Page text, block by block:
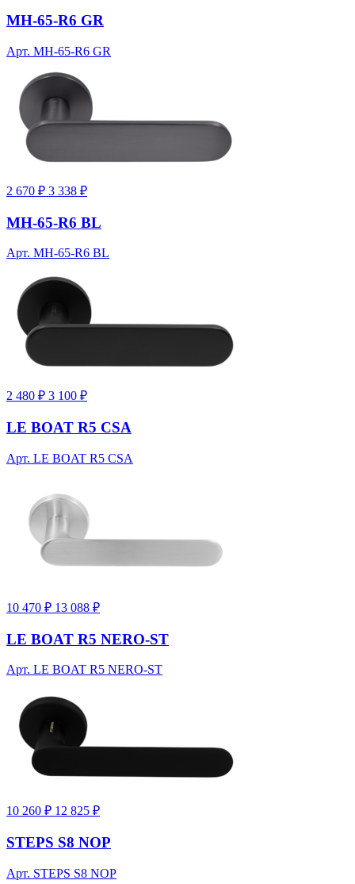
MH-65-R6 GR
Арт. MH-65-R6 GR
2 670 ₽ 3 338 ₽
MH-65-R6 BL
Арт. MH-65-R6 BL
2 480 ₽ 3 100 ₽
LE BOAT R5 CSA
Арт. LE BOAT R5 CSA
10 470 ₽ 13 088 ₽
LE BOAT R5 NERO-ST
Арт. LE BOAT R5 NERO-ST
10 260 ₽ 12 825 ₽
STEPS S8 NOP
Арт. STEPS S8 NOP